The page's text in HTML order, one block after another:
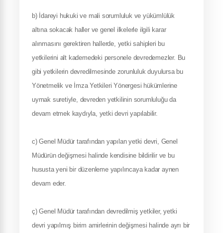
b) İdareyi hukuki ve mali sorumluluk ve yükümlülük
altına sokacak haller ve genel ilkelerle ilgili karar
alınmasını gerektiren hallerde, yetki sahipleri bu
yetkilerini alt kademedeki personele devredemezler. Bu
gibi yetkilerin devredilmesinde zorunluluk duyulursa bu
Yönetmelik ve İmza Yetkileri Yönergesi hükümlerine
uymak suretiyle, devreden yetkilinin sorumluluğu da
devam etmek kaydıyla, yetki devri yapılabilir.
c) Genel Müdür tarafından yapılan yetki devri, Genel
Müdürün değişmesi halinde kendisine bildirilir ve bu
hususta yeni bir düzenleme yapılıncaya kadar aynen
devam eder.
ç) Genel Müdür tarafından devredilmiş yetkiler, yetki
devri yapılmış birim amirlerinin değişmesi halinde ayrı bir